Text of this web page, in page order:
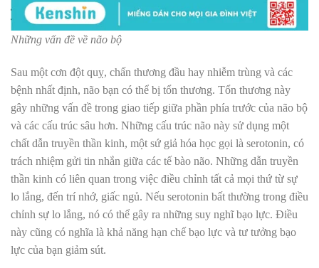
Những vấn đề về não bộ
Sau một cơn đột quỵ, chấn thương đầu hay nhiễm trùng và các
bệnh nhất định, não bạn có thể bị tổn thương. Tổn thương này
gây những vấn đề trong giao tiếp giữa phần phía trước của não bộ
và các cấu trúc sâu hơn. Những cấu trúc não này sử dụng một
chất dẫn truyền thần kinh, một sứ giả hóa học gọi là serotonin, có
trách nhiệm gửi tin nhắn giữa các tế bào não. Những dẫn truyền
thần kinh có liên quan trong việc điều chỉnh tất cả mọi thứ từ sự
lo lắng, đến trí nhớ, giấc ngủ. Nếu serotonin bất thường trong điều
chỉnh sự lo lắng, nó có thể gây ra những suy nghĩ bạo lực. Điều
này cũng có nghĩa là khả năng hạn chế bạo lực và tư tưởng bạo
lực của bạn giảm sút.